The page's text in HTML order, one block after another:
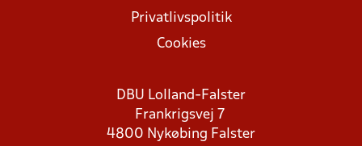
Privatlivspolitik
Cookies
DBU Lolland-Falster
Frankrigsvej 7
4800 Nykøbing Falster